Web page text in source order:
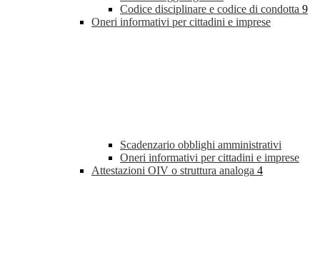
Codice disciplinare e codice di condotta 9
Oneri informativi per cittadini e imprese
Scadenzario obblighi amministrativi
Oneri informativi per cittadini e imprese
Attestazioni OIV o struttura analoga 4